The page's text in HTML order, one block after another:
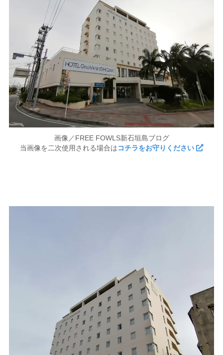
画像／FREE FOWLS新石垣島ブログ
当画像を二次使用される場合はコチラをお守りください